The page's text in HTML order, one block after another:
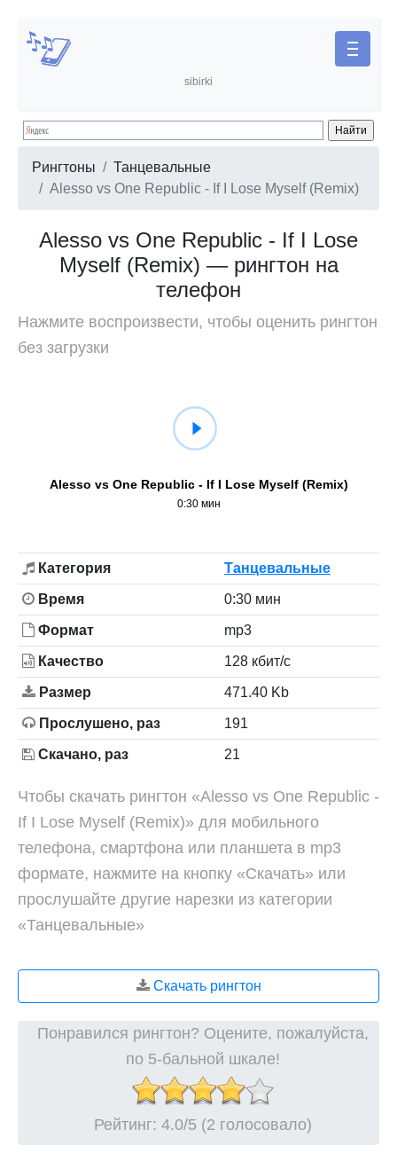
sibirki
Рингтоны
Танцевальные
Alesso vs One Republic - If I Lose Myself (Remix)
Alesso vs One Republic - If I Lose
Myself (Remix) — рингтон на
телефон
Нажмите воспроизвести, чтобы оценить рингтон
без загрузки
Alesso vs One Republic - If I Lose Myself (Remix)
0:30 мин
Категория Танцевальные
Время 0:30 мин
Формат mp3
Качество 128 кбит/с
Размер 471.40 Kb
Прослушено, раз 191
Скачано, раз 21
Чтобы скачать рингтон «Alesso vs One Republic -
If I Lose Myself (Remix)» для мобильного
телефона, смартфона или планшета в mp3
формате, нажмите на кнопку «Скачать» или
прослушайте другие нарезки из категории
«Танцевальные»
Скачать рингтон
Понравился рингтон? Оцените, пожалуйста,
по 5-бальной шкале!
Рейтинг: 4.0/5 (2 голосовало)